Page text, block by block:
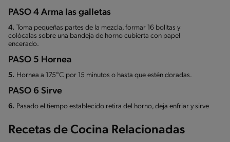
PASO 4 Arma las galletas
4. Toma pequeñas partes de la mezcla, formar 16 bolitas y
colócalas sobre una bandeja de horno cubierta con papel
encerado.
PASO 5 Hornea
5. Hornea a 175°C por 15 minutos o hasta que estén doradas.
PASO 6 Sirve
6. Pasado el tiempo establecido retira del horno, deja enfriar y sirve
Recetas de Cocina Relacionadas